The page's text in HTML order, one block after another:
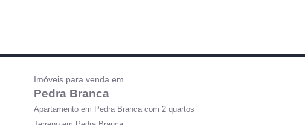
Imóveis para venda em
Pedra Branca
Apartamento em Pedra Branca com 2 quartos